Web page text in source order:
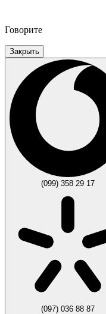
Говорите
Закрыть
(099) 358 29 17
(097) 036 88 87